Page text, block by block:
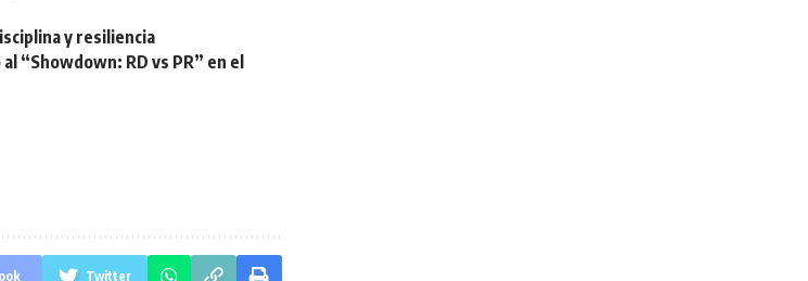
y resiliencia
“Showdown: RD vs PR” en el
Twitter